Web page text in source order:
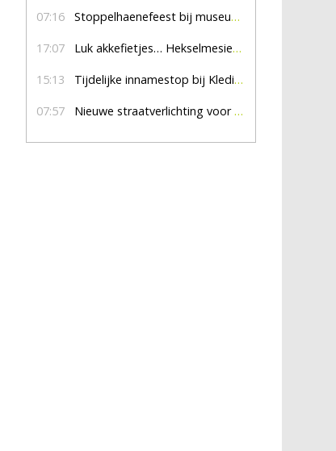
07:16 Stoppelhaenefeest bij museum De Lebbenbrugge
17:07 Luk akkefietjes… HekselmesienHarry
15:13 Tijdelijke innamestop bij Kledingbank Stefania
07:57 Nieuwe straatverlichting voor De Veldmaat en De Pas